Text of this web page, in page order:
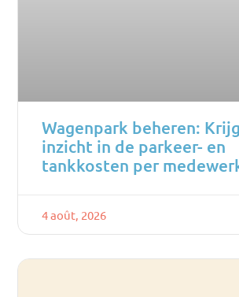
Wagenpark beheren:
inzicht in de parkeer- en
tankkosten per
4 août, 2026